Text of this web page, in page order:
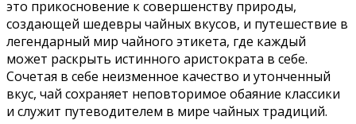
это прикосновение к совершенству природы,
создающей шедевры чайных вкусов, и путешествие в
легендарный мир чайного этикета, где каждый
может раскрыть истинного аристократа в себе.
Сочетая в себе неизменное качество и утонченный
вкус, чай сохраняет неповторимое обаяние классики
и служит путеводителем в мире чайных традиций.